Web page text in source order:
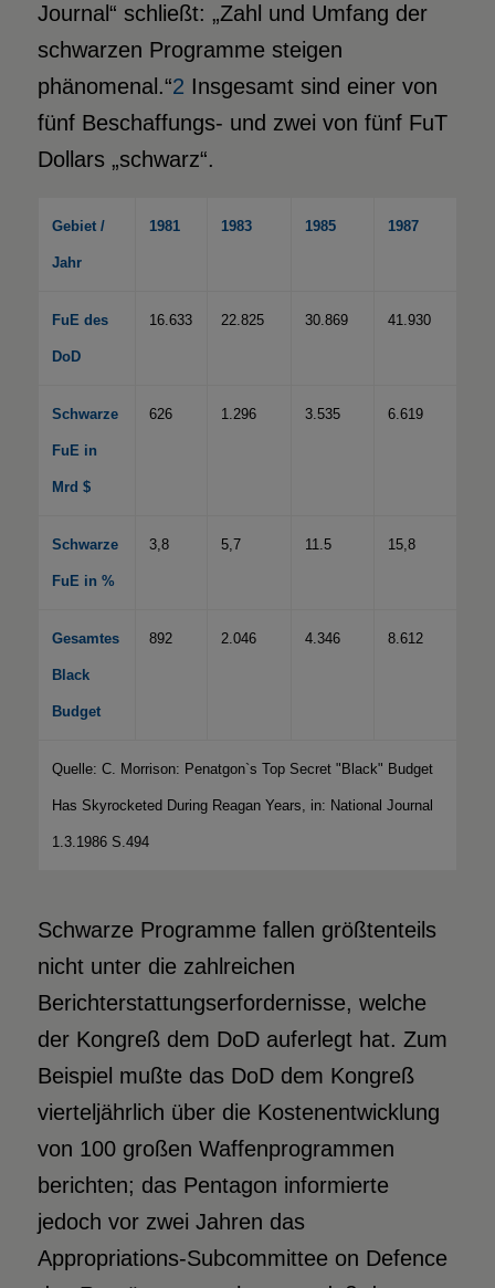
Journal“ schließt: „Zahl und Umfang der
schwarzen Programme steigen
phänomenal.“2 Insgesamt sind einer von
fünf Beschaffungs- und zwei von fünf FuT
Dollars „schwarz“.
Gebiet /
Jahr
1981 1983 1985 1987
FuE des
DoD
16.633 22.825 30.869 41.930
Schwarze
FuE in
Mrd $
626 1.296 3.535 6.619
Schwarze
FuE in %
3,8 5,7 11.5 15,8
Gesamtes
Black
Budget
892 2.046 4.346 8.612
Quelle: C. Morrison: Penatgon`s Top Secret "Black" Budget
Has Skyrocketed During Reagan Years, in: National Journal
1.3.1986 S.494
Schwarze Programme fallen größtenteils
nicht unter die zahlreichen
Berichterstattungserfordernisse, welche
der Kongreß dem DoD auferlegt hat. Zum
Beispiel mußte das DoD dem Kongreß
vierteljährlich über die Kostenentwicklung
von 100 großen Waffenprogrammen
berichten; das Pentagon informierte
jedoch vor zwei Jahren das
Appropriations-Subcommittee on Defence